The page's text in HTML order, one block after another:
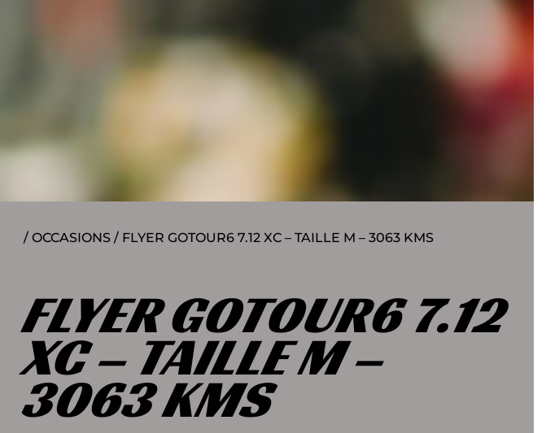
/ OCCASIONS/ FLYER GOTOUR6 7.12 XC – TAILLE M – 3063 KMS
FLYER GOTOUR6 7.12
XC – TAILLE M –
3063 KMS